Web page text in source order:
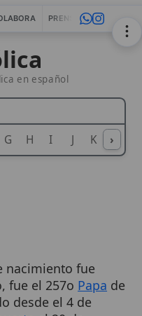
PRENSA WEBMASTERS
español
H I J K L M
›
el 4 de
el 20 de
se caracterizó